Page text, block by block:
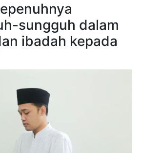
sungguh dalam
ibadah kepada